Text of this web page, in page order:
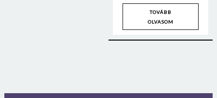
TOVÁBB
OLVASOM